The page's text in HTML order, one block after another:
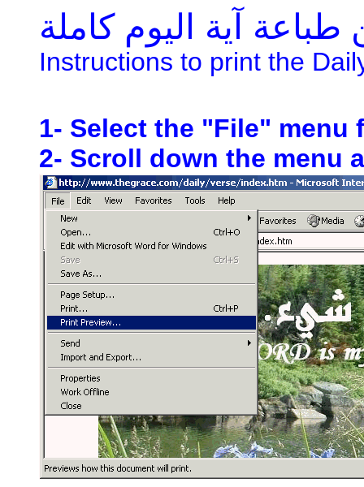
آية اليوم كاملة
Instructions to print the
1- Select the "File"
2- Scroll down the menu